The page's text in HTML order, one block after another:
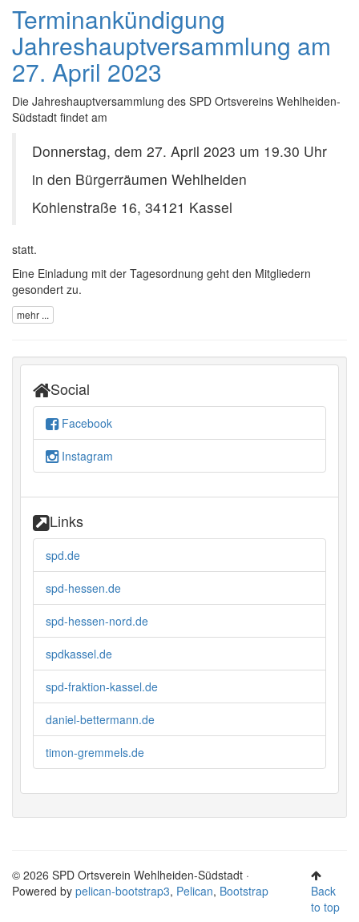
Terminankündigung
Jahreshauptversammlung am
27. April 2023
Die Jahreshauptversammlung des SPD Ortsvereins Wehlheiden-
Südstadt findet am
Donnerstag, dem 27. April 2023 um 19.30 Uhr
in den Bürgerräumen Wehlheiden
Kohlenstraße 16, 34121 Kassel
statt.
Eine Einladung mit der Tagesordnung geht den Mitgliedern
gesondert zu.
mehr ...
Social
Facebook
Instagram
Links
spd.de
spd-hessen.de
spd-hessen-nord.de
spdkassel.de
spd-fraktion-kassel.de
daniel-bettermann.de
timon-gremmels.de
© 2026 SPD Ortsverein Wehlheiden-Südstadt ·
Powered by pelican-bootstrap3, Pelican, Bootstrap
Back
to top